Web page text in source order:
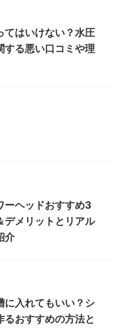
てはいけない？水圧
する悪い口コミや理
ーヘッドおすすめ3
デメリットとリアル
介
に入れてもいい？シ
るおすすめの方法と